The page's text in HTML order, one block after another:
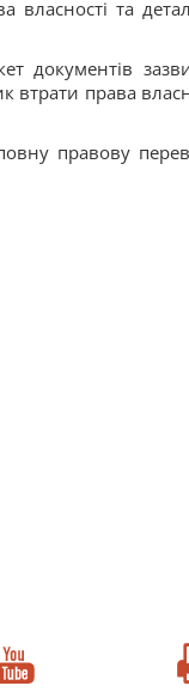
власності та
документів
втрати права
правову